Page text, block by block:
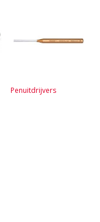
Penuitdrijvers